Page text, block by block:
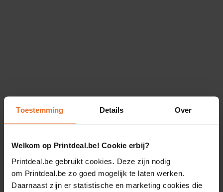
Toestemming Details Over
Welkom op Printdeal.be! Cookie erbij?
Printdeal.be gebruikt cookies. Deze zijn nodig
om Printdeal.be zo goed mogelijk te laten werken.
Daarnaast zijn er statistische en marketing cookies die